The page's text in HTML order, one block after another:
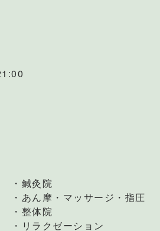
・鍼灸院
・あん摩・マッサージ・指圧
・整体院
・リラクゼーション